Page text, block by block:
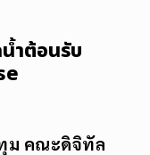
ำต้อนรับ
ม คณะดิจิทัล